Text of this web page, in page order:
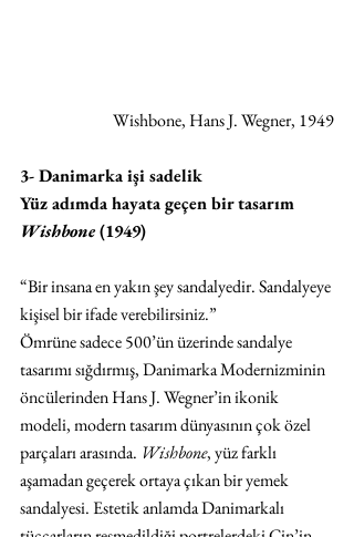
Wishbone, Hans J. Wegner, 1949
3- Danimarka işi sadelik
Yüz adımda hayata geçen bir tasarım
Wishbone (1949)
“Bir insana en yakın şey sandalyedir. Sandalyeye
kişisel bir ifade verebilirsiniz.”
Ömrüne sadece 500’ün üzerinde sandalye
tasarımı sığdırmış, Danimarka Modernizminin
öncülerinden Hans J. Wegner’in ikonik
modeli, modern tasarım dünyasının çok özel
parçaları arasında. Wishbone, yüz farklı
aşamadan geçerek ortaya çıkan bir yemek
sandalyesi. Estetik anlamda Danimarkalı